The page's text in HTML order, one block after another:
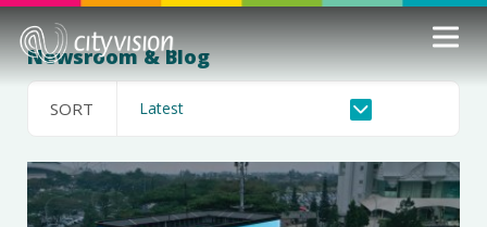
Newsroom & Blog
SORT